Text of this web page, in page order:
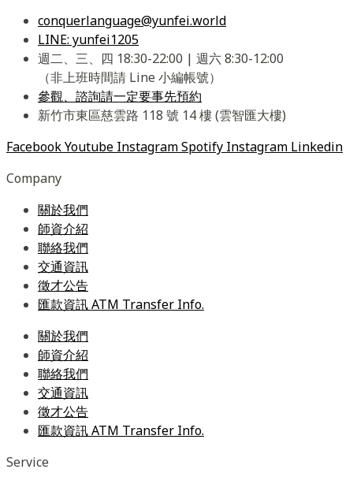
conquerlanguage@yunfei.world
LINE: yunfei1205
週二、三、四 18:30-22:00 | 週六 8:30-12:00
（非上班時間請 Line 小編帳號）
參觀、諮詢請一定要事先預約
新竹市東區慈雲路 118 號 14 樓 (雲智匯大樓)
FacebookYoutube InstagramSpotify Instagram Linkedin
Company
關於我們
師資介紹
聯絡我們
交通資訊
徵才公告
匯款資訊 ATM Transfer Info.
關於我們
師資介紹
聯絡我們
交通資訊
徵才公告
匯款資訊 ATM Transfer Info.
Service